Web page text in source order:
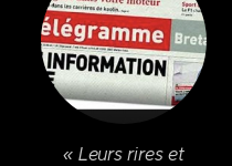
« Leurs rires et